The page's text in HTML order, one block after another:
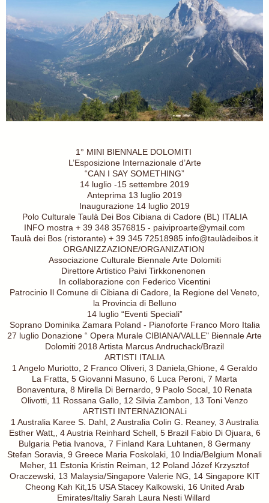
1° MINI BIENNALE DOLOMITI
L’Esposizione Internazionale d’Arte
“CAN I SAY SOMETHING”
14 luglio -15 settembre 2019
Anteprima 13 luglio 2019
Inaugurazione 14 luglio 2019
Polo Culturale Taulà Dei Bos Cibiana di Cadore (BL) ITALIA
INFO mostra + 39 348 3576815 - paiviproarte@ymail.com
Taulà dei Bos (ristorante) + 39 345 72518985 info@taulàdeibos.it
ORGANIZZAZIONE/ORGANIZATION
Associazione Culturale Biennale Arte Dolomiti
Direttore Artistico Paivi Tirkkonenonen
In collaborazione con Federico Vicentini
Patrocinio Il Comune di Cibiana di Cadore, la Regione del Veneto,
la Provincia di Belluno
14 luglio “Eventi Speciali”
Soprano Dominika Zamara Poland - Pianoforte Franco Moro Italia
27 luglio Donazione “ Opera Murale CIBIANA/VALLE" Biennale Arte
Dolomiti 2018 Artista Marcus Andruchack/Brazil
ARTISTI ITALIA
1 Angelo Muriotto, 2 Franco Oliveri, 3 Daniela,Ghione, 4 Geraldo
La Fratta, 5 Giovanni Masuno, 6 Luca Peroni, 7 Marta
Bonaventura, 8 Mirella Di Bernardo, 9 Paolo Socal, 10 Renata
Olivotti, 11 Rossana Gallo, 12 Silvia Zambon, 13 Toni Venzo
ARTISTI INTERNAZIONALi
1 Australia Karee S. Dahl, 2 Australia Colin G. Reaney, 3 Australia
Esther Watt,, 4 Austria Reinhard Schell, 5 Brazil Fabio Di Ojuara, 6
Bulgaria Petia Ivanova, 7 Finland Kara Luhtanen, 8 Germany
Stefan Soravia, 9 Greece Maria Foskolaki, 10 India/Belgium Monali
Meher, 11 Estonia Kristin Reiman, 12 Poland Józef Krzysztof
Oraczewski, 13 Malaysia/Singapore Valerie NG, 14 Singapore KIT
Cheong Kah Kit,15 USA Stacey Kalkowski, 16 United Arab
Emirates/Italiy Sarah Laura Nesti Willard